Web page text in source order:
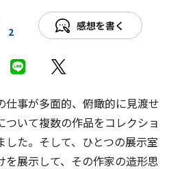
2 感想を書く
仕事が多面的、俯瞰的に見渡せ
ついて複数の作品をコレクショ
した。そして、ひとつの展示室
を展示して、その作家の造形思